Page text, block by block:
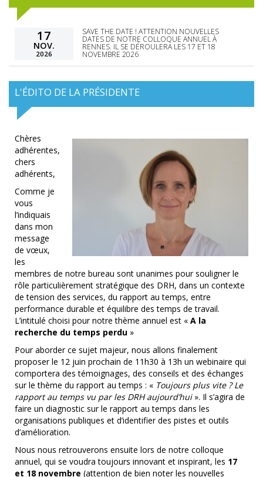
17
NOV.
2026
SAVE THE DATE ! ATTENTION NOUVELLES
DATES DE NOTRE COLLOQUE ANNUEL À
RENNES. IL SE DÉROULERA LES 17 ET 18
NOVEMBRE 2026
L'ÉDITO DE LA PRÉSIDENTE
Chères
adhérentes,
chers
adhérents,
Comme je
vous
l’indiquais
dans mon
message
de vœux,
les
membres de notre bureau sont unanimes pour souligner le
rôle particulièrement stratégique des DRH, dans un contexte
de tension des services, du rapport au temps, entre
performance durable et équilibre des temps de travail.
L’intitulé choisi pour notre thème annuel est « A la
recherche du temps perdu »
Pour aborder ce sujet majeur, nous allons finalement
proposer le 12 juin prochain de 11h30 à 13h un webinaire qui
comportera des témoignages, des conseils et des échanges
sur le thème du rapport au temps : « Toujours plus vite ? Le
rapport au temps vu par les DRH aujourd’hui ». Il s’agira de
faire un diagnostic sur le rapport au temps dans les
organisations publiques et d’identifier des pistes et outils
d’amélioration.
Nous nous retrouverons ensuite lors de notre colloque
annuel, qui se voudra toujours innovant et inspirant, les 17
et 18 novembre (attention de bien noter les nouvelles